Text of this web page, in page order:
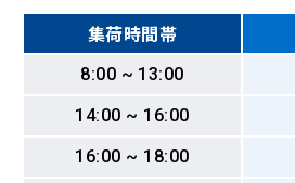
集荷時間帯
8:00 ~ 13:00
14:00 ~ 16:00
16:00 ~ 18:00